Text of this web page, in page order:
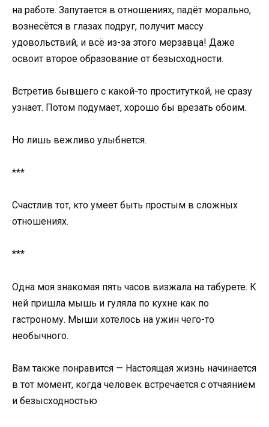
на работе. Запутается в отношениях, падёт морально,
вознесётся в глазах подруг, получит массу
удовольствий, и всё из-за этого мерзавца! Даже
освоит второе образование от безысходности.
Встретив бывшего с какой-то проституткой, не сразу
узнает. Потом подумает, хорошо бы врезать обоим.
Но лишь вежливо улыбнется.
***
Счастлив тот, кто умеет быть простым в сложных
отношениях.
***
Одна моя знакомая пять часов визжала на табурете. К
ней пришла мышь и гуляла по кухне как по
гастроному. Мыши хотелось на ужин чего-то
необычного.
Вам также понравится — Настоящая жизнь начинается
в тот момент, когда человек встречается с отчаянием
и безысходностью